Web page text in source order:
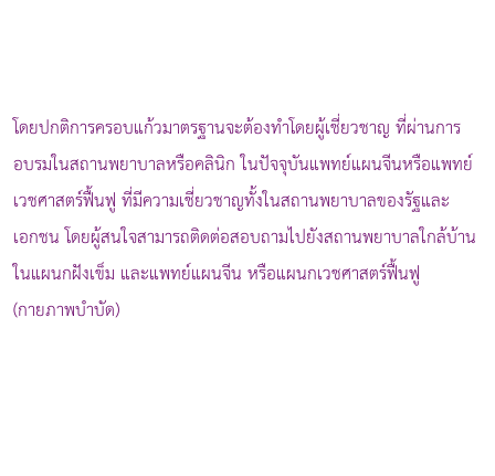
โดยปกติการครอบแก้วมาตรฐานจะต้องทำโดยผู้เชี่ยวชาญ ที่ผ่านการ
อบรมในสถานพยาบาลหรือคลินิก ในปัจจุบันแพทย์แผนจีนหรือแพทย์
เวชศาสตร์ฟื้นฟู ที่มีความเชี่ยวชาญทั้งในสถานพยาบาลของรัฐและ
เอกชน โดยผู้สนใจสามารถติดต่อสอบถามไปยังสถานพยาบาลใกล้บ้าน
ในแผนกฝังเข็ม และแพทย์แผนจีน หรือแผนกเวชศาสตร์ฟื้นฟู
(กายภาพบำบัด)